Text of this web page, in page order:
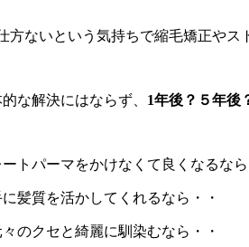
ないという気持ちで縮毛矯正やス
な解決にはならず、 1年後？５年後
トパーマをかけなくて良くなるなら
髪質を活かしてくれるなら・・
のクセと綺麗に馴染むなら・・